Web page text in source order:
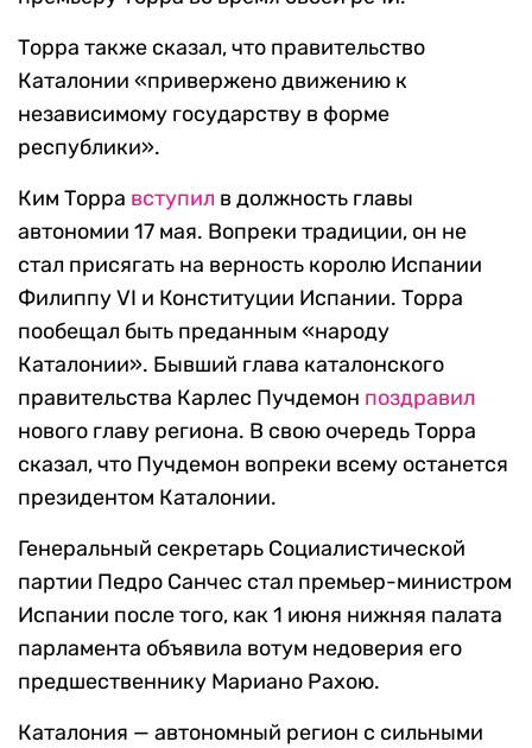
Торра также сказал, что правительство
Каталонии «привержено движению к
независимому государству в форме
республики».
Ким Торра вступил в должность главы
автономии 17 мая. Вопреки традиции, он не
стал присягать на верность королю Испании
Филиппу VI и Конституции Испании. Торра
пообещал быть преданным «народу
Каталонии». Бывший глава каталонского
правительства Карлес Пучдемон поздравил
нового главу региона. В свою очередь Торра
сказал, что Пучдемон вопреки всему останется
президентом Каталонии.
Генеральный секретарь Социалистической
партии Педро Санчес стал премьер-министром
Испании после того, как 1 июня нижняя палата
парламента объявила вотум недоверия его
предшественнику Мариано Рахою.
Каталония — автономный регион с сильными